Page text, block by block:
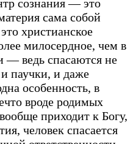
сознания — это
сама собой
христианское
милосердное, чем в
— ведь спасаются не
паучки, и даже
особенность, в
вроде родимых
приходит к Богу,
человек спасается